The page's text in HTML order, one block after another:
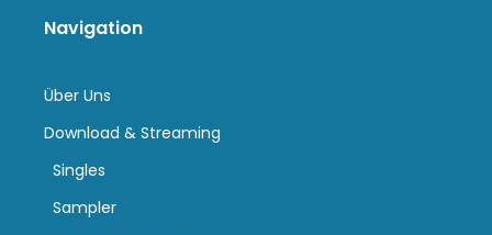
Navigation
Über Uns
Download & Streaming
Singles
Sampler